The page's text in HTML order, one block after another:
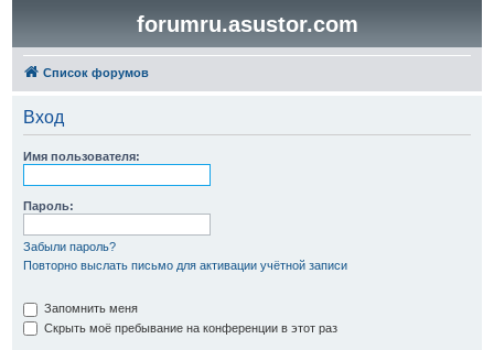
forumru.asustor.com
Список форумов
Вход
Имя пользователя:
Пароль:
Забыли пароль?
Повторно выслать письмо для активации учётной записи
Запомнить меня
Скрыть моё пребывание на конференции в этот раз